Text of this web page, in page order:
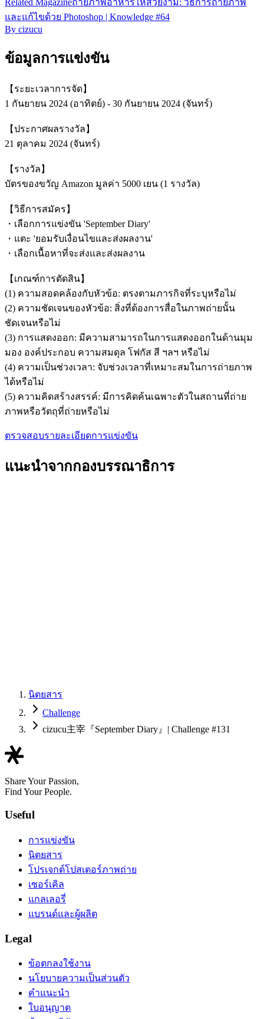
และแก้ไขด้วย Photoshop | Knowledge #64
By cizucu
ข้อมูลการแข่งขัน
【ระยะเวลาการจัด】
1 กันยายน 2024 (อาทิตย์) - 30 กันยายน 2024 (จันทร์)
【ประกาศผลรางวัล】
21 ตุลาคม 2024 (จันทร์)
【รางวัล】
บัตรของขวัญ Amazon มูลค่า 5000 เยน (1 รางวัล)
【วิธีการสมัคร】
・เลือกการแข่งขัน 'September Diary'
・แตะ 'ยอมรับเงื่อนไขและส่งผลงาน'
・เลือกเนื้อหาที่จะส่งและส่งผลงาน
【เกณฑ์การตัดสิน】
(1) ความสอดคล้องกับหัวข้อ: ตรงตามภารกิจที่ระบุหรือไม่
(2) ความชัดเจนของหัวข้อ: สิ่งที่ต้องการสื่อในภาพถ่ายนั้น
ชัดเจนหรือไม่
(3) การแสดงออก: มีความสามารถในการแสดงออกในด้านมุม
มอง องค์ประกอบ ความสมดุล โฟกัส สี ฯลฯ หรือไม่
(4) ความเป็นช่วงเวลา: จับช่วงเวลาที่เหมาะสมในการถ่ายภาพ
ได้หรือไม่
(5) ความคิดสร้างสรรค์: มีการคิดค้นเฉพาะตัวในสถานที่ถ่าย
ภาพหรือวัตถุที่ถ่ายหรือไม่
ตรวจสอบรายละเอียดการแข่งขัน
แนะนำจากกองบรรณาธิการ
นิตยสาร
Challenge
cizucu主宰『September Diary』| Challenge #131
Share Your Passion,
Find Your People.
Useful
การแข่งขัน
นิตยสาร
โปรเจกต์โปสเตอร์ภาพถ่าย
เซอร์เคิล
แกลเลอรี่
แบรนด์และผู้ผลิต
Legal
ข้อตกลงใช้งาน
นโยบายความเป็นส่วนตัว
คำแนะนำ
ใบอนุญาต